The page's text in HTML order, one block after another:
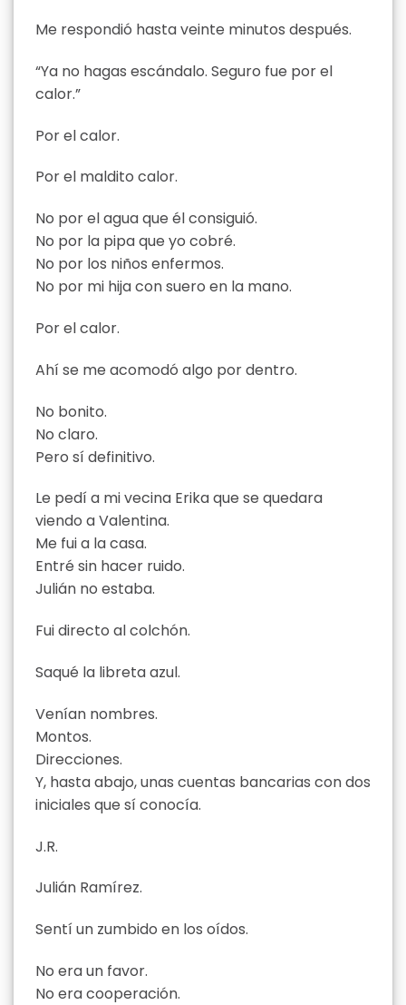
Me respondió hasta veinte minutos después.
“Ya no hagas escándalo. Seguro fue por el
calor.”
Por el calor.
Por el maldito calor.
No por el agua que él consiguió.
No por la pipa que yo cobré.
No por los niños enfermos.
No por mi hija con suero en la mano.
Por el calor.
Ahí se me acomodó algo por dentro.
No bonito.
No claro.
Pero sí definitivo.
Le pedí a mi vecina Erika que se quedara
viendo a Valentina.
Me fui a la casa.
Entré sin hacer ruido.
Julián no estaba.
Fui directo al colchón.
Saqué la libreta azul.
Venían nombres.
Montos.
Direcciones.
Y, hasta abajo, unas cuentas bancarias con dos
iniciales que sí conocía.
J.R.
Julián Ramírez.
Sentí un zumbido en los oídos.
No era un favor.
No era cooperación.